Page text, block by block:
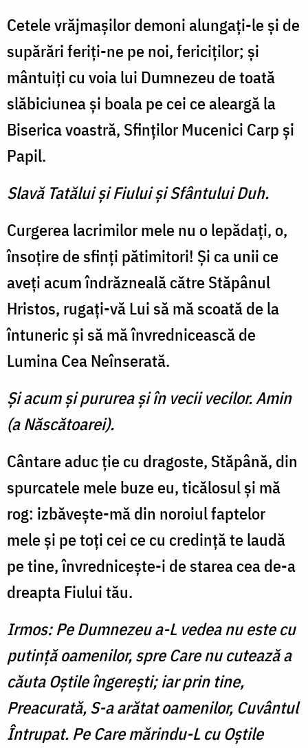
Cetele vrăjmaşilor demoni alungaţi-le şi de
supărări feriţi-ne pe noi, fericiţilor; şi
mântuiţi cu voia lui Dumnezeu de toată
slăbiciunea şi boala pe cei ce aleargă la
Biserica voastră, Sfinţilor Mucenici Carp şi
Papil.
Slavă Tatălui şi Fiului şi Sfântului Duh.
Curgerea lacrimilor mele nu o lepădaţi, o,
însoţire de sfinţi pătimitori! Şi ca unii ce
aveţi acum îndrăzneală către Stăpâ­nul
Hristos, rugaţi-vă Lui să mă scoată de la
întuneric şi să mă învrednicească de
Lumina Cea Neînserată.
Şi acum şi pururea şi în vecii vecilor. Amin
(a Născătoarei).
Cântare aduc ţie cu dragoste, Stăpână, din
spurcatele mele buze eu, ticălosul şi mă
rog: izbăveşte-mă din noroiul faptelor
mele şi pe toţi cei ce cu credinţă te laudă
pe tine, învredniceşte-i de starea cea de-a
dreapta Fiu­lui tău.
Irmos: Pe Dumnezeu a-L vedea nu este cu
putinţă oamenilor, spre Care nu cutează a
căuta Oştile îngereşti; iar prin tine,
Preacurată, S-a arătat oamenilor, Cuvântul
Întrupat. Pe Care mărindu-L cu Oştile